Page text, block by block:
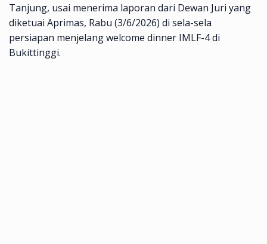
Tanjung, usai menerima laporan dari Dewan Juri yang
diketuai Aprimas, Rabu (3/6/2026) di sela-sela
persiapan menjelang welcome dinner IMLF-4 di
Bukittinggi.